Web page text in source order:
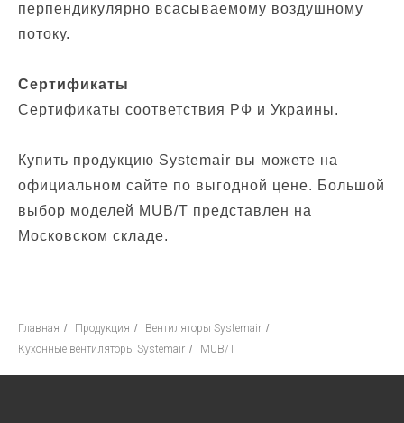
перпендикулярно всасываемому воздушному
потоку.
Сертификаты
Сертификаты соответствия РФ и Украины.
Купить продукцию Systemair вы можете на
официальном сайте по выгодной цене. Большой
выбор моделей MUB/T представлен на
Московском складе.
Главная / Продукция / Вентиляторы Systemair /
Кухонные вентиляторы Systemair / MUB/T